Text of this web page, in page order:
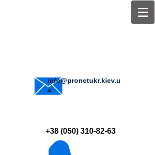
info@pronetukr.kiev.u
a
+38 (050) 310-82-63